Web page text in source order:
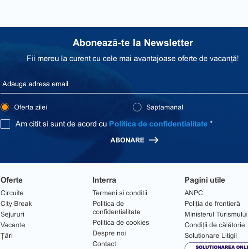
Abonează-te la Newsletter
Fii mereu la curent cu cele mai avantajoase oferte de vacanță!
Oferta zilei Saptamanal
Am citit si sunt de acord cu Politica de confidentialitate *
ABONARE
Oferte
Circuite
City Break
Sejururi
Vacante
Țări
Interra
Termeni si conditii
Politica de
confidentialitate
Politica de cookies
Despre noi
Contact
Pagini utile
ANPC
Poliția de frontieră
Ministerul Turismului
Condiții de călătorie
Solutionare Litigii